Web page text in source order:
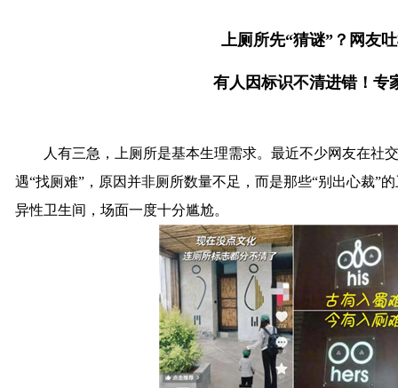
上厕所先“猜谜”？网友
有人因标识不清进错！专
人有三急，上厕所是基本生理需求。最近不少网友在社
遇“找厕难”，原因并非厕所数量不足，而是那些“别出心裁”
异性卫生间，场面一度十分尴尬。